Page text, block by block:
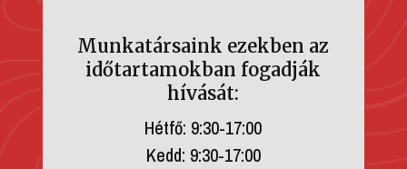
Munkatársaink ezekben az
időtartamokban fogadják
hívását:
Hétfő: 9:30-17:00
Kedd: 9:30-17:00